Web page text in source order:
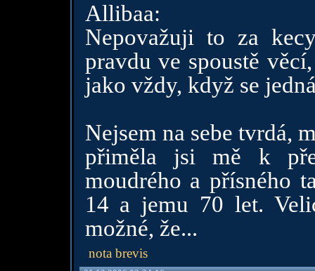
Allibaa:
Nepovažuji to za
pravdu ve spoustě
jako vždy, když se
Nejsem na sebe tvrdá,
přiměla jsi mě k
moudrého a přísného
14 a jemu 70 let.
možné, že...
nota brevis